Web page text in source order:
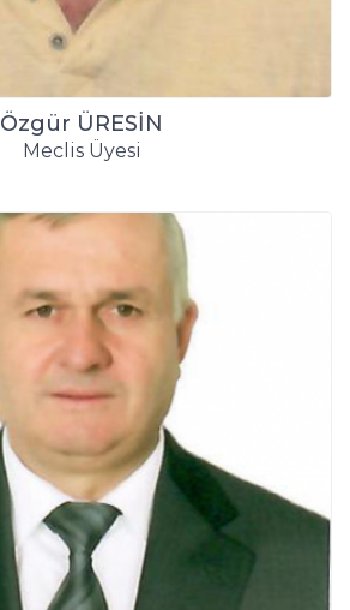
Özgür ÜRESİN
Meclis Üyesi